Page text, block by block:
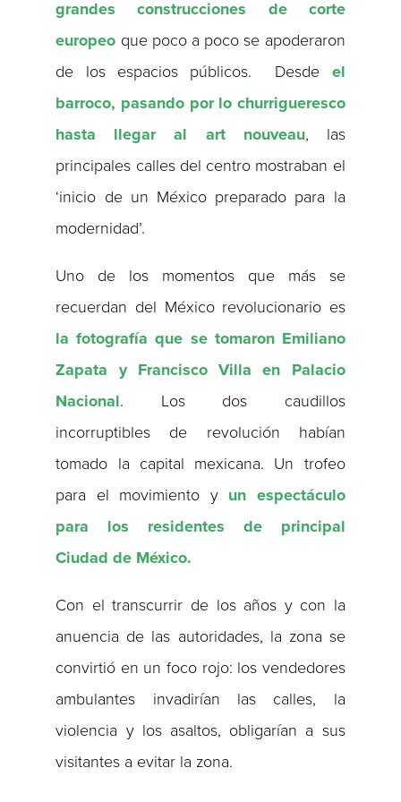
grandes construcciones de corte
europeo que poco a poco se apoderaron
de los espacios públicos. Desde el
barroco, pasando por lo churrigueresco
hasta llegar al art nouveau, las
principales calles del centro mostraban el
‘inicio de un México preparado para la
modernidad’.
Uno de los momentos que más se
recuerdan del México revolucionario es
la fotografía que se tomaron Emiliano
Zapata y Francisco Villa en Palacio
Nacional. Los dos caudillos
incorruptibles de revolución habían
tomado la capital mexicana. Un trofeo
para el movimiento y un espectáculo
para los residentes de principal
Ciudad de México.
Con el transcurrir de los años y con la
anuencia de las autoridades, la zona se
convirtió en un foco rojo: los vendedores
ambulantes invadirían las calles, la
violencia y los asaltos, obligarían a sus
visitantes a evitar la zona.